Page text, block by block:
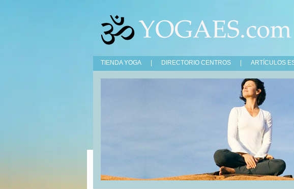
TIENDA YOGA DIRECTORIO CENTROS ARTÍCULOS